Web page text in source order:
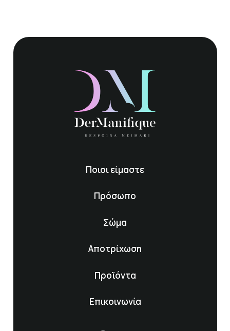
Ποιοι είμαστε
Πρόσωπο
Σώμα
Αποτρίχωση
Προϊόντα
Επικοινωνία